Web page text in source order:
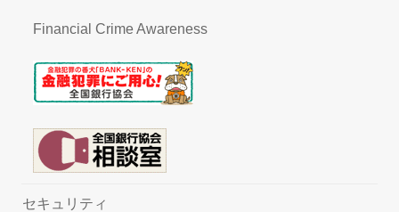
Financial Crime Awareness
セキュリティ